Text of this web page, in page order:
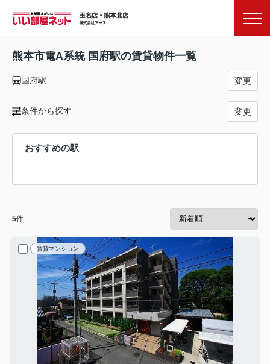
熊本市電A系統 国府駅の賃貸物件一覧
国府駅 変更
条件から探す 変更
おすすめの駅
5件
賃貸マンション